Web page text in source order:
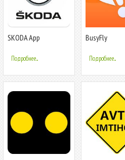
SKODA App
Подробнее...
BusyFly
Подробнее...